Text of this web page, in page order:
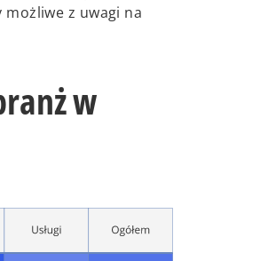
możliwe z uwagi na
w